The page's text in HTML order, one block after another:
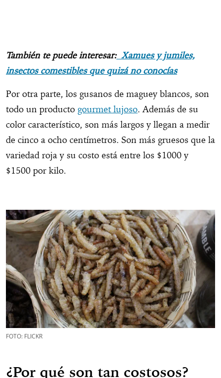
También te puede interesar:Xamues y jumiles,
insectos comestibles que quizá no conocías
Por otra parte, los gusanos de maguey blancos, son
todo un producto gourmet lujoso. Además de su
color característico, son más largos y llegan a medir
de cinco a ocho centímetros. Son más gruesos que la
variedad roja y su costo está entre los $1000 y
$1500 por kilo.
FOTO: FLICKR
¿Por qué son tan costosos?